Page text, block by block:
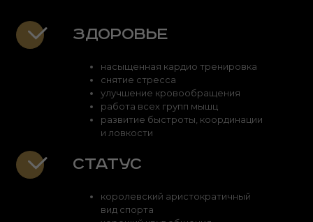
насыщенная кардио тренировка
снятие стресса
улучшение кровообращения
работа всех групп мышц
развитие быстроты, координации
и ловкости
Здоровье
королевский аристократичный
вид спорта
статус